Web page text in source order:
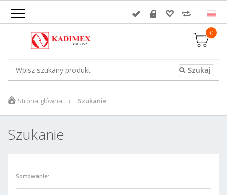
0
Strona główna Szukanie
Szukanie
Sortowanie: